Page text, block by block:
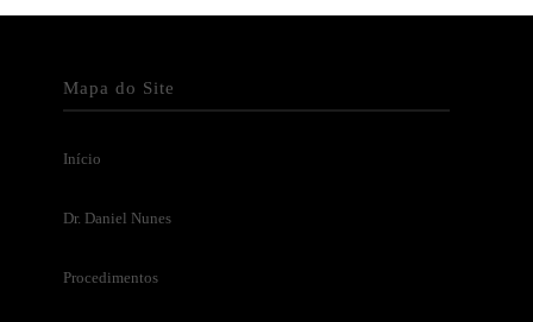
Mapa do Site
Início
Dr. Daniel Nunes
Procedimentos